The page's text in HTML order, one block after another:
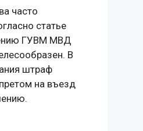
часто
статье
ГУВМ МВД
В
штраф
на въезд